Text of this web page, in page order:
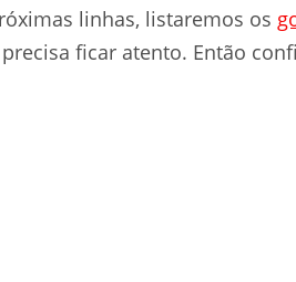
linhas, listaremos os
ficar atento. Então